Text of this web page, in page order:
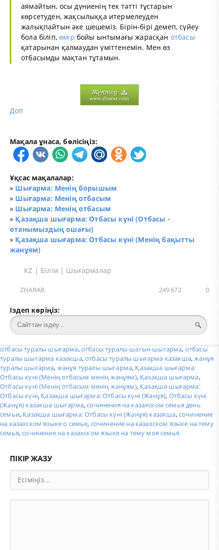
аямайтын, осы дүниенің тек тәтті тұстарын
көрсетуден, жақсылыққа итермелеуден
жалықпайтын әке шешеміз. Бірін-бірі демеп, сүйеу
бола біліп,өмір бойы ынтымағы жарасқан отбасы
қатарынан қалмаудан үміттенемін. Мен өз
отбасымды мақтан тұтамын.
Доп
Мақала ұнаса, бөлісіңіз:
Ұқсас мақалалар:
» Шығарма: Менің борышым
» Шығарма: Менің отбасым
» Шығарма: Менің отбасым
» Қазақша шығарма: Отбасы күні (Отбасы -
отанымыздың ошағы)
» Қазақша шығарма: Отбасы күні (Менің бақытты
жанұям)
KZ | Білім | Шығармалар
ZHARAR 0
249 672
Іздеп көріңіз:
отбасы туралы шығарма,отбасы туралы шагын шыгарма, отбасы
туралы шыгарма казакша,отбасы туралы шығарма казакша,жанұя
туралы шығарма, жанұя туралы шыгарма, Қазақша шығарма:
Отбасы күні (Менің отбасым менің жанұям), Қазақша шығарма,
Отбасы күні (Менің отбасым менің жанұям), Қазақша шығарма:
Отбасы күні, Қазақша шығарма: Отбасы күні (Жанұя), Отбасы күні
(Жанұя) казакша шыгарма,сочинения на казахском семья день
семьи, Қазақша шығарма: Отбасы күні (Жанұя) казакша,сочинение
на казахском языке о семье, сочинение на казахском языке на тему
семья,сочинение на казахском языке на тему моя семья
ПІКІР ЖАЗУ